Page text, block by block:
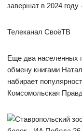
Телеканал СвоёТВ
Еще два населенных
обмену книгами
набирает
Комсомольская